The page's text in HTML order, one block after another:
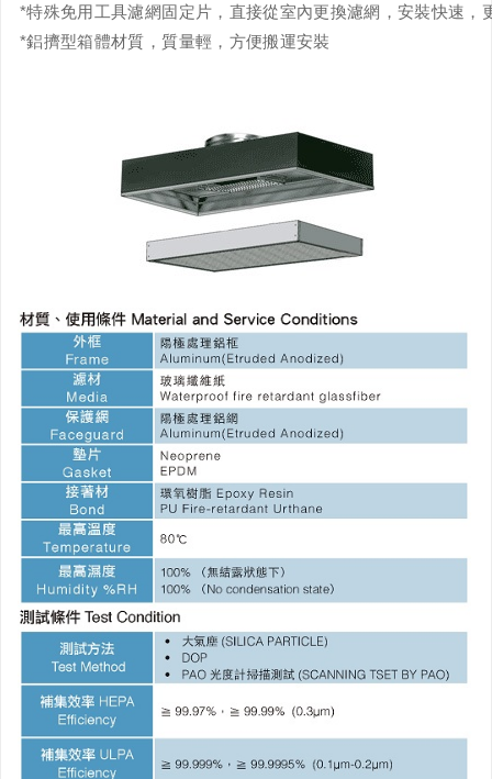
*特殊免用工具濾網固定片，直接從室內更換濾網，安裝快速，
*鋁擠型箱體材質，質量輕，方便搬運安裝